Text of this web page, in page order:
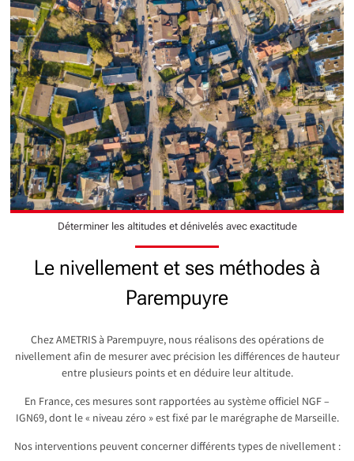
Déterminer les altitudes et dénivelés avec exactitude
Le nivellement et ses méthodes à
Parempuyre
Chez AMETRIS à Parempuyre, nous réalisons des opérations de
nivellement afin de mesurer avec précision les différences de hauteur
entre plusieurs points et en déduire leur altitude.
En France, ces mesures sont rapportées au système officiel NGF –
IGN69, dont le « niveau zéro » est fixé par le marégraphe de Marseille.
Nos interventions peuvent concerner différents types de nivellement :